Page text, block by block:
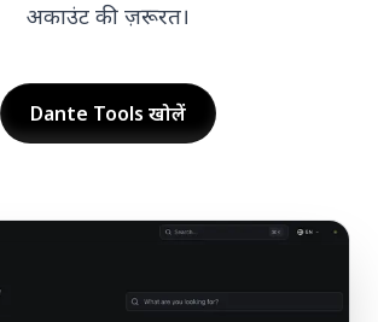
अकाउंट की ज़रूरत।
Dante Tools खोलें